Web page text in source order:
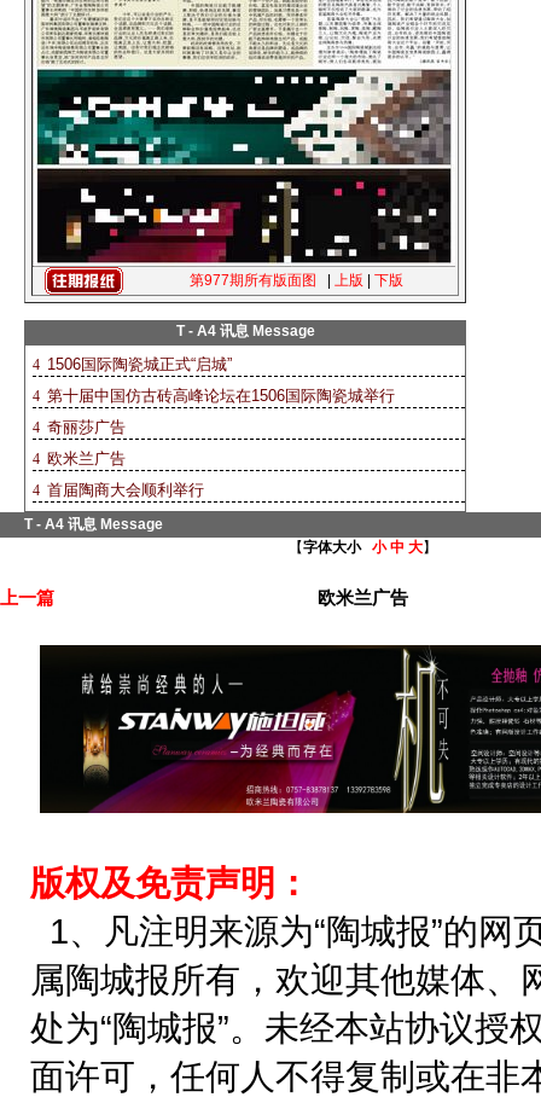
第977期所有版面图 上版 下版
T - A4 讯息 Message
4 1506国际陶瓷城正式“启城”
4 第十届中国仿古砖高峰论坛在1506国际陶瓷城举行
4 奇丽莎广告
4 欧米兰广告
4 首届陶商大会顺利举行
T - A4 讯息 Message
【字体大小 小 中 大】
上一篇 欧米兰广告
版权及免责声明：
1、凡注明来源为“陶城报”的网
属陶城报所有，欢迎其他媒体
处为“陶城报”。未经本站协议授
面许可，任何人不得复制或在非